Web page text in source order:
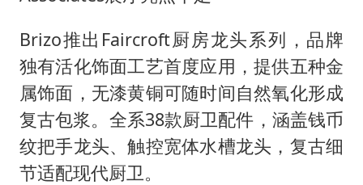
Brizo推出Faircroft厨房龙头系列，品牌
独有活化饰面工艺首度应用，提供五种金
属饰面，无漆黄铜可随时间自然氧化形成
复古包浆。全系38款厨卫配件，涵盖钱币
纹把手龙头、触控宽体水槽龙头，复古细
节适配现代厨卫。